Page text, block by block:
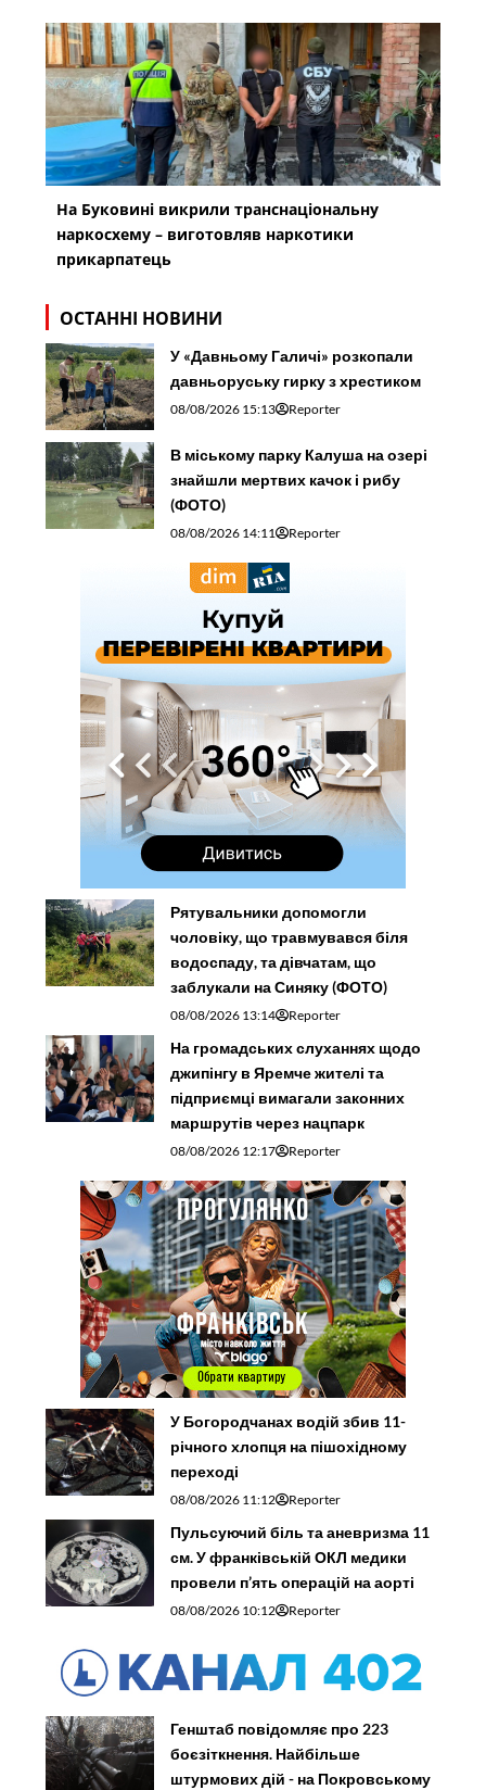
На Буковині викрили транснаціональну
наркосхему – виготовляв наркотики
прикарпатець
ОСТАННІ НОВИНИ
У «Давньому Галичі» розкопали
давньоруську гирку з хрестиком
08/08/2026 15:13 Reporter
В міському парку Калуша на озері
знайшли мертвих качок і рибу
(ФОТО)
08/08/2026 14:11 Reporter
Рятувальники допомогли
чоловіку, що травмувався біля
водоспаду, та дівчатам, що
заблукали на Синяку (ФОТО)
08/08/2026 13:14 Reporter
На громадських слуханнях щодо
джипінгу в Яремче житeлі та
підприємці вимагали законних
маршрутів через нацпарк
08/08/2026 12:17 Reporter
У Богородчанах водій збив 11-
річного хлопця на пішохідному
переході
08/08/2026 11:12 Reporter
Пульсуючий біль та аневризма 11
см. У франківській ОКЛ медики
провели п’ять операцій на аорті
08/08/2026 10:12 Reporter
Генштаб повідомляє про 223
боєзіткнення. Найбільше
штурмових дій - на Покровському